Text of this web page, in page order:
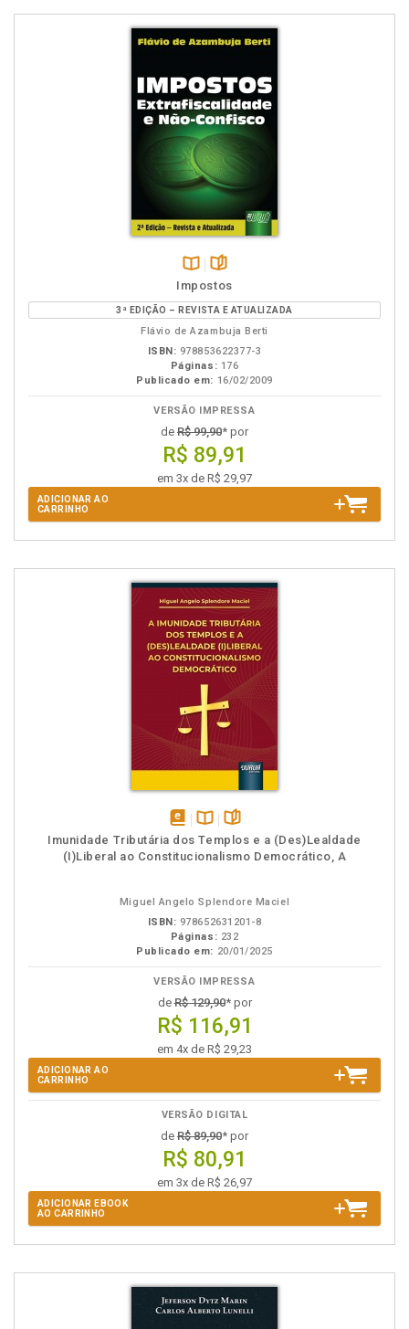
Disponível
na
B.V.
páginas
Impostos
3ª EDIÇÃO – REVISTA E ATUALIZADA
Flávio de Azambuja Berti
ISBN: 978853622377-3
Páginas: 176
Publicado em: 16/02/2009
VERSÃO IMPRESSA
de R$ 99,90* por
R$ 89,91
em 3x de R$ 29,97
ADICIONAR AO
CARRINHO
disponível
em
Disponível
na
páginas
Imunidade Tributária dos Templos e a (Des)Lealdade
(I)Liberal ao Constitucionalismo Democrático, A
Miguel Angelo Splendore Maciel
ISBN: 978652631201-8
Páginas: 232
Publicado em: 20/01/2025
VERSÃO IMPRESSA
deR$ 129,90* por
R$ 116,91
em 4x de R$ 29,23
ADICIONAR AO
CARRINHO
VERSÃO DIGITAL
de R$ 89,90* por
R$ 80,91
em 3x de R$ 26,97
ADICIONAR EBOOK
AO CARRINHO